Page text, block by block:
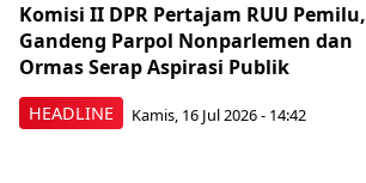
HEADLINE
Komisi II DPR Pertajam RUU Pemilu,
Gandeng Parpol Nonparlemen dan
Ormas Serap Aspirasi Publik
Kamis, 16 Jul 2026 - 14:42